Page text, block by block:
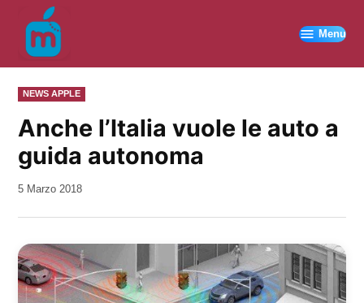
contenuto
Menu
PUBBLICATO
IN
NEWS APPLE
Anche l’Italia vuole le auto a
guida autonoma
da
5 Marzo 2018